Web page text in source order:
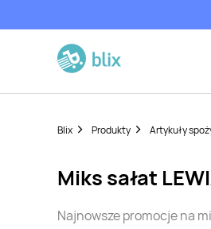
Blix Produkty Artykuły
miks sałat
Najnowsze promocje na